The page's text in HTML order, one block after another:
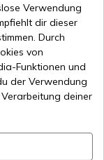
Verwendung
dir dieser
Durch
von
Funktionen und
der Verwendung
deiner